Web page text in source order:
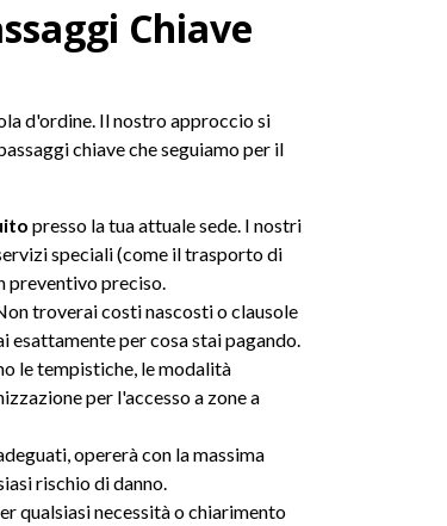
Chiave
d'ordine. Il nostro approccio si
chiave che seguiamo per il
presso la tua attuale sede. I nostri
speciali (come il trasporto di
preventivo preciso.
troverai costi nascosti o clausole
esattamente per cosa stai pagando.
le tempistiche, le modalità
per l'accesso a zone a
opererà con la massima
rischio di danno.
qualsiasi necessità o chiarimento